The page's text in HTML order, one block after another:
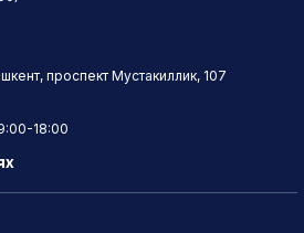
проспект Мустакиллик, 107
18:00